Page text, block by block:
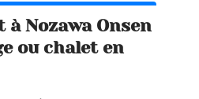
à Nozawa Onsen
ou chalet en